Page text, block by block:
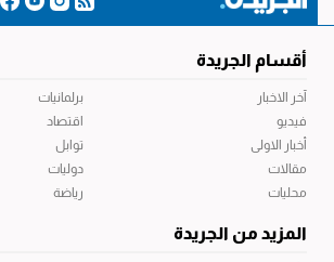
أقسام الجريدة
آخر الاخبار
فيديو
أخبار الاولى
مقالات
محليات
برلمانيات
اقتصاد
توابل
دوليات
رياضة
المزيد من الجريدة